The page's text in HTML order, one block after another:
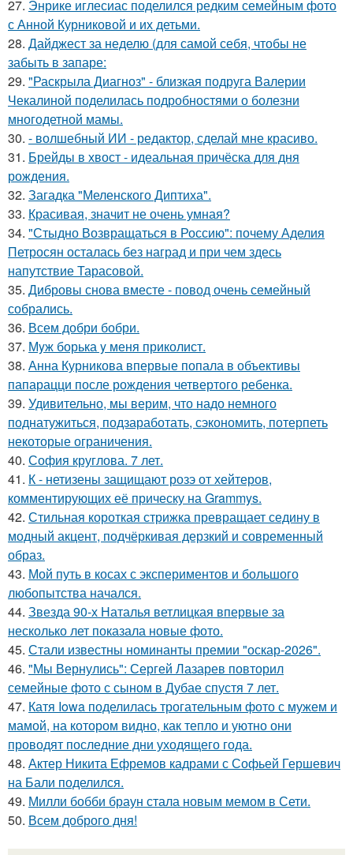
27. Энрике иглесиас поделился редким семейным фото
с Анной Курниковой и их детьми.
28. Дайджест за неделю (для самой себя, чтобы не
забыть в запаре:
29. "Раскрыла Диагноз" - близкая подруга Валерии
Чекалиной поделилась подробностями о болезни
многодетной мамы.
30. - волшебный ИИ - редактор, сделай мне красиво.
31. Брейды в хвост - идеальная причёска для дня
рождения.
32. Загадка "Меленского Диптиха".
33. Красивая, значит не очень умная?
34. "Стыдно Возвращаться в Россию": почему Аделия
Петросян осталась без наград и при чем здесь
напутствие Тарасовой.
35. Дибровы снова вместе - повод очень семейный
собрались.
36. Всем добри бобри.
37. Мyж борька y меня приколист.
38. Анна Курникова впервые попала в объективы
папарацци после рождения четвертого ребенка.
39. Удивительно, мы верим, что надо немного
поднатужиться, подзаработать, сэкономить, потерпеть
некоторые ограничения.
40. София круглова. 7 лет.
41. К - нетизены защищают розэ от хейтеров,
комментирующих её прическу на Grammys.
42. Стильная короткая стрижка превращает седину в
модный акцент, подчёркивая дерзкий и современный
образ.
43. Мой путь в косах с экспериментов и большого
любопытства начался.
44. Звезда 90-х Наталья ветлицкая впервые за
несколько лет показала новые фото.
45. Стали известны номинанты премии "оскар-2026".
46. "Мы Вернулись": Сергей Лазарев повторил
семейные фото с сыном в Дубае спустя 7 лет.
47. Катя Iowa поделилась трогательным фото с мужем и
мамой, на котором видно, как тепло и уютно они
проводят последние дни уходящего года.
48. Актер Никита Ефремов кадрами с Софьей Гершевич
на Бали поделился.
49. Милли бобби браун стала новым мемом в Сети.
50. Всем доброго дня!